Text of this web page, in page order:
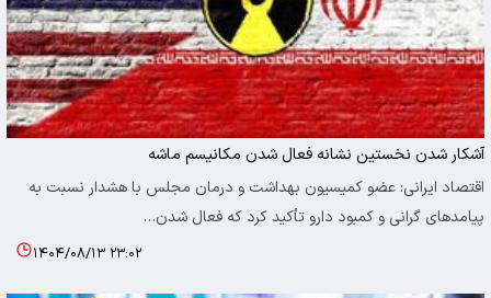
آشکار شدن نخستین نشانه فعال شدن مکانیسم ماشه
اقتصاد ایرانی: عضو کمیسیون بهداشت و درمان مجلس با هشدار نسبت به
پیامدهای گرانی و کمبود دارو تأکید کرد که فعال شدن…
۱۴۰۴/۰۸/۱۳ ۲۳:۰۲